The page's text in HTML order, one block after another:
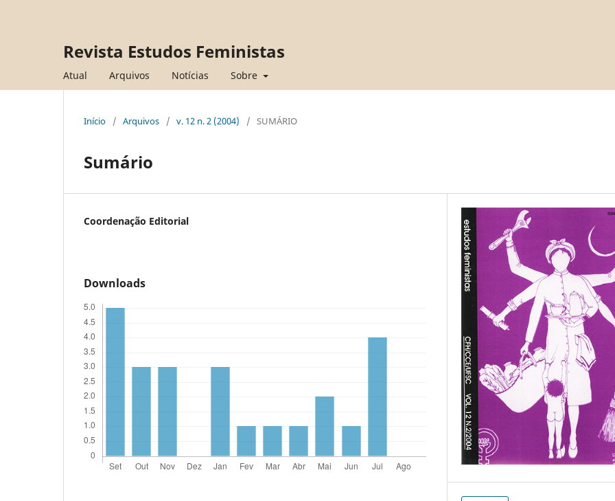
Revista Estudos Feministas
Atual Arquivos Notícias Sobre
Início / Arquivos / v. 12 n. 2 (2004) / SUMÁRIO
Sumário
Coordenação Editorial
Downloads